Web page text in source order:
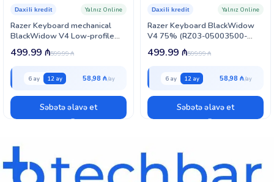
Razer Keyboard mechanical
BlackWidow V4 Low-profile
TKL HyperSpeed, 87key, Green
Switch (RZ03-05450500-
R3M1)
Daxili kredit Yalnız Online
599.99₼
499.99 ₼
6 ay 12 ay 58,98 ₼
Səbətə əlavə et
Razer Keyboard BlackWidow
V4 75% (RZ03-05003500-
R3M1)
Daxili kredit Yalnız Online
599.99₼
499.99 ₼
6 ay 12 ay 58,98 ₼
Səbətə əlavə et